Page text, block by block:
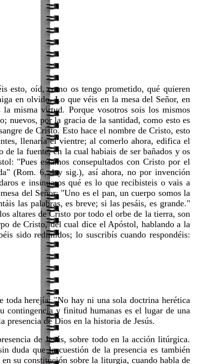
esto, oíd, como os tengo prometido, qué quieren
en olvido. Lo que véis en la mesa del Señor, en
la misma virtud. Porque vosotros sois los mismos
nuevos, por la gracia de la santidad, como esto es
de Cristo. Esto hace el nombre de Cristo, esto
llenaría el vientre; al comerlo ahora, edifica el
de la fuente, en la cual habiais de ser bañados y os
"Pues estamos consepultados con Cristo por el
(Rom. 6, 4 y sig.), así ahora, no por invención
e insinuaros qué es lo que recibisteis o vais a
del Señor: "Uno es el pan, un cuerpo somos la
las palabras, es breve; si las pesáis, es grande."
altares de Cristo por todo el orbe de la tierra, son
de Cristo, del cual dice el Apóstol, hablando a la
sido redimidos; lo suscribís cuando respondéis:
toda herejía: "No hay ni una sola doctrina herética
contingencia y finitud humanas es el lugar de una
de Dios en la historia de Jesús.
de Jesús, sobre todo en la acción litúrgica.
duda que la cuestión de la presencia es también
su constitución sobre la liturgia, cuando habla de